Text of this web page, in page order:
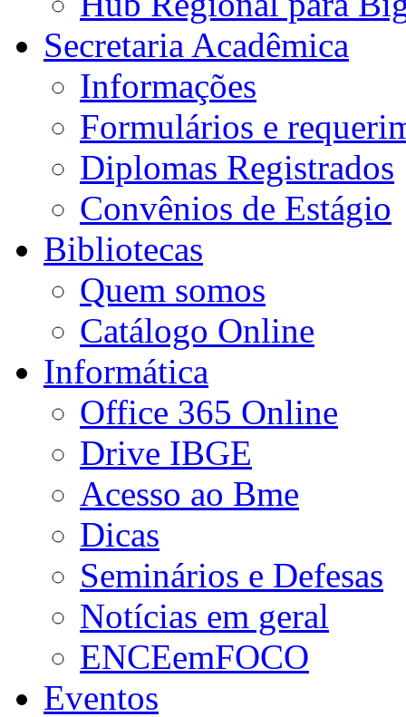
Secretaria Acadêmica
Informações
Formulários e
Diplomas Registrados
Convênios de Estágio
Bibliotecas
Quem somos
Catálogo Online
Informática
Office 365 Online
Drive IBGE
Acesso ao Bme
Dicas
Seminários e Defesas
Notícias em geral
ENCEemFOCO
Eventos